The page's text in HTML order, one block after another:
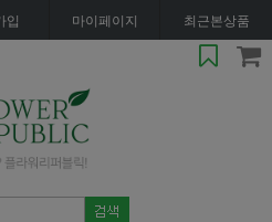
입 마이페이지 최근본상품